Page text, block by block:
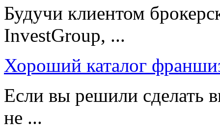
Будучи клиентом
InvestGroup, ...
Хороший каталог
Если вы решили сделать
не ...